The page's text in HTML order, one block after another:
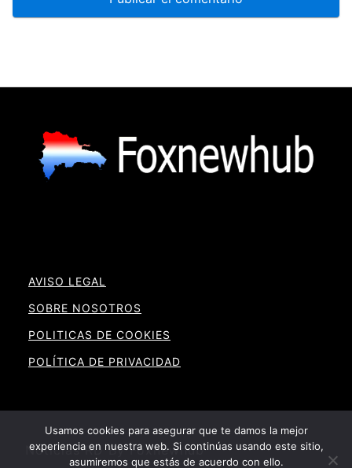
AVISO LEGAL
SOBRE NOSOTROS
POLITICAS DE COOKIES
POLÍTICA DE PRIVACIDAD
Noticias RD By Foxnewhub
Usamos cookies para asegurar que te damos la mejor
experiencia en nuestra web. Si continúas usando este sitio,
asumiremos que estás de acuerdo con ello.